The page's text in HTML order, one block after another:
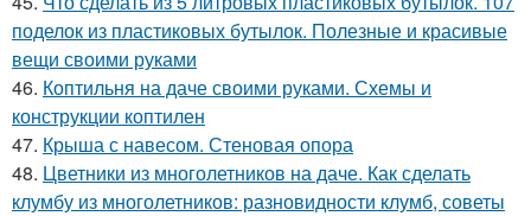
поделок из пластиковых бутылок. Полезные и красивые
вещи своими руками
46. Коптильня на даче своими руками. Схемы и
конструкции коптилен
47. Крыша с навесом. Стеновая опора
48. Цветники из многолетников на даче. Как сделать
клумбу из многолетников: разновидности клумб, советы